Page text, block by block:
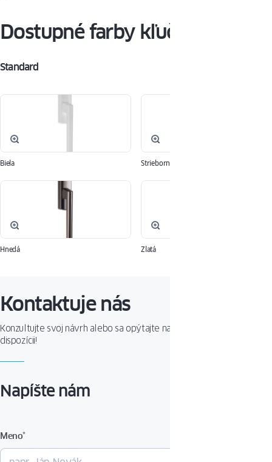
Dostupné farby kľučky PSK-Z
Standard
Biela Strieborná
Hnedá Zlatá
Kontaktuje nás
Konzultujte svoj návrh alebo sa opýtajte na produkt. Sme Vám k
dispozícii!
Napíšte nám
Meno*